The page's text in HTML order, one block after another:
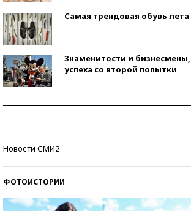
Самая трендовая обувь лета
Знаменитости и
успеха со второй попытки
Новости СМИ2
ФОТОИСТОРИИ